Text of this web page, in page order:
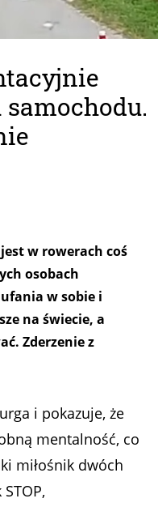
samochodu.
w rowerach coś
osobach
w sobie i
na świecie, a
Zderzenie z
i pokazuje, że
mentalność, co
miłośnik dwóch